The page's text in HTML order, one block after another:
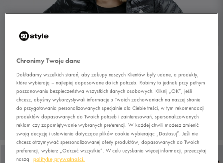
Chronimy Twoje dane
Dokładamy wszelkich starań, aby zakupy naszych Klientów były udane, a produkty,
które wybierają – najlepiej dopasowane do ich potrzeb. Robimy to jednak przy pełnym
poszanowaniu bezpieczeństwa wszystkich danych osobowych. Kliknij „OK”, jeśli
chcesz, abyśmy wykorzystywali informacje o Twoich zachowaniach na naszej stronie
do przygotowania personalizowanych specjalnie dla Ciebie treści, w tym rekomendacji
produktów dopasowanych do Twoich potrzeb i zainteresowań, spersonalizowanych
reklam czy zapamiętywanie wybranych preferencji. W każdej chwili możesz zmienić
swoją decyzję i ustawienia dotyczące plików cookie wybierając „Dostosuj”. Jeśli nie
chcesz otrzymywać spersonalizowanej oferty produktów, dopasowanych do Twoich
preferencji, wybierz „Odrzuć wszystkie”. W celu uzyskania więcej informacji, przeczytaj
naszą
politykę prywatności.